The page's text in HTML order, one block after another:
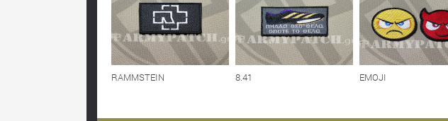
RAMMSTEIN 8.41 EMOJI